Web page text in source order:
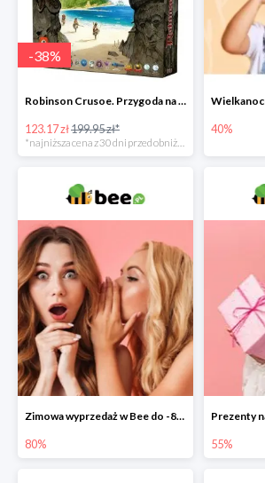
-38%
Robinson Crusoe. Przygoda na przeklętej wyspie -38%
123.17 zł199.95 zł*
*najniższa cena z 30 dni przed obniżką
40%
Zimowa wyprzedaż w Bee do -80%
80% 55%